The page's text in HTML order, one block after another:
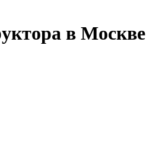
в Москве